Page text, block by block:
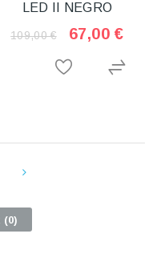
LED II NEGRO
109,00 € 67,00 €
COMPARAR (0)